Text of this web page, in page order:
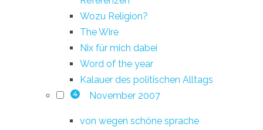
Wozu Religion?
The Wire
Nix für mich dabei
Word of the year
Kalauer des politischen Alltags
4 November 2007
von wegen schöne sprache